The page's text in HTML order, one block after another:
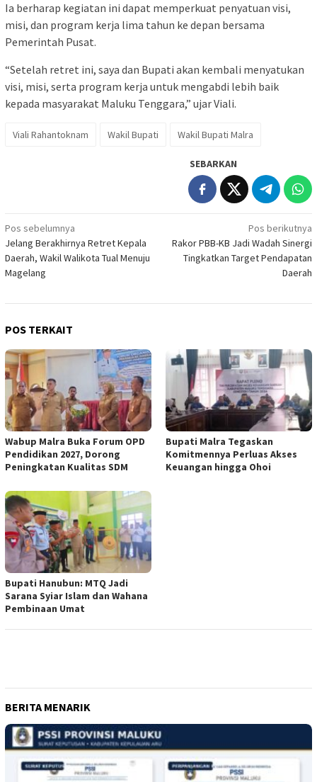
Ia berharap kegiatan ini dapat memperkuat penyatuan visi,
misi, dan program kerja lima tahun ke depan bersama
Pemerintah Pusat.
“Setelah retret ini, saya dan Bupati akan kembali menyatukan
visi, misi, serta program kerja untuk mengabdi lebih baik
kepada masyarakat Maluku Tenggara,” ujar Viali.
Viali Rahantoknam Wakil Bupati Wakil Bupati Malra
SEBARKAN
Navigasi
pos
Pos sebelumnya
Jelang Berakhirnya Retret Kepala
Daerah, Wakil Walikota Tual Menuju
Magelang
Pos berikutnya
Rakor PBB-KB Jadi Wadah Sinergi
Tingkatkan Target Pendapatan
Daerah
POS TERKAIT
Wabup Malra Buka Forum OPD
Pendidikan 2027, Dorong
Peningkatan Kualitas SDM
Bupati Malra Tegaskan
Komitmennya Perluas Akses
Keuangan hingga Ohoi
Bupati Hanubun: MTQ Jadi
Sarana Syiar Islam dan Wahana
Pembinaan Umat
BERITA MENARIK